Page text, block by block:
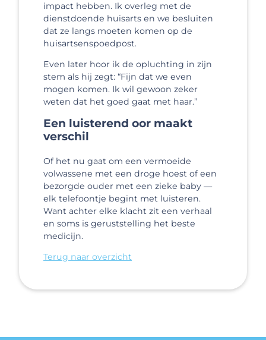
impact hebben. Ik overleg met de
dienstdoende huisarts en we besluiten
dat ze langs moeten komen op de
huisartsenspoedpost.
Even later hoor ik de opluchting in zijn
stem als hij zegt: “Fijn dat we even
mogen komen. Ik wil gewoon zeker
weten dat het goed gaat met haar.”
Een luisterend oor maakt
verschil
Of het nu gaat om een vermoeide
volwassene met een droge hoest of een
bezorgde ouder met een zieke baby —
elk telefoontje begint met luisteren.
Want achter elke klacht zit een verhaal
en soms is geruststelling het beste
medicijn.
Terug naar overzicht